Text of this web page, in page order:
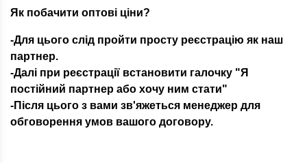
Як побачити оптові ціни?
-Для цього слід пройти просту реєстрацію як наш
партнер.
-Далі при реєстрації встановити галочку "Я
постійний партнер або хочу ним стати"
-Після цього з вами зв'яжеться менеджер для
обговорення умов вашого договору.